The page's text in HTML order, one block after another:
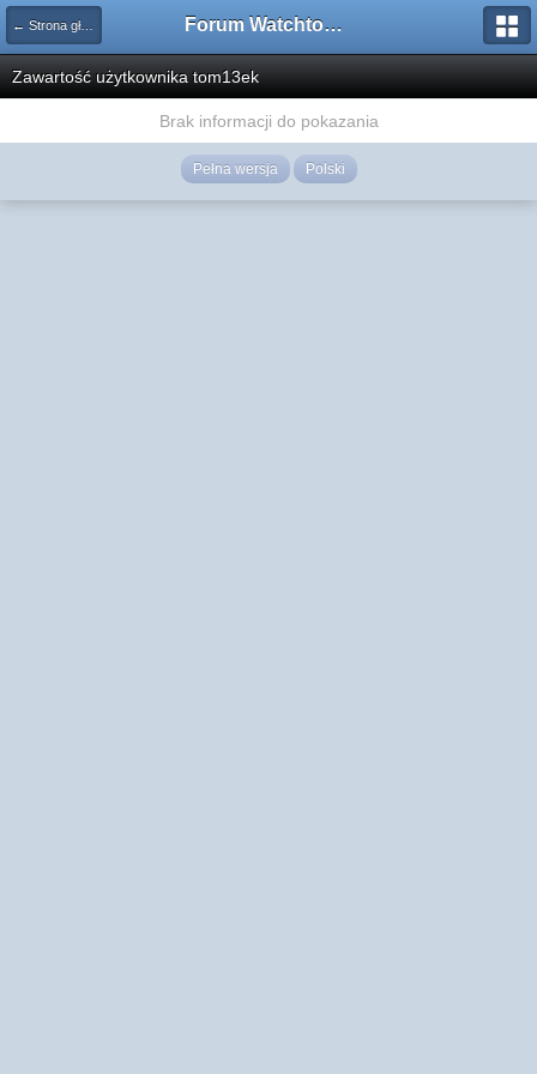
← Strona główna Forum Watchtower
Zawartość użytkownika tom13ek
Brak informacji do pokazania
Pełna wersja Polski